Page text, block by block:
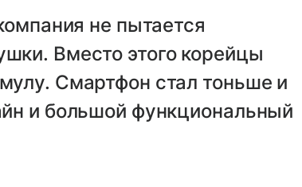
не пытается
Вместо этого корейцы
Смартфон стал тоньше и
и большой функциональный